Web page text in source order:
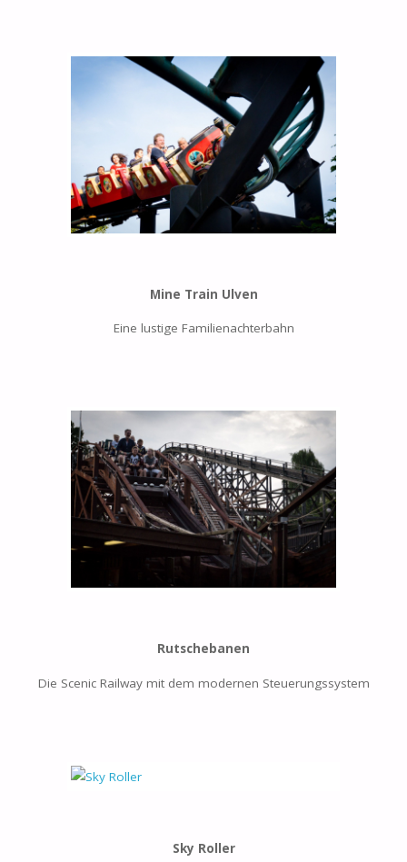
Mine Train Ulven
Eine lustige Familienachterbahn
Rutschebanen
Die Scenic Railway mit dem modernen Steuerungssystem
Sky Roller